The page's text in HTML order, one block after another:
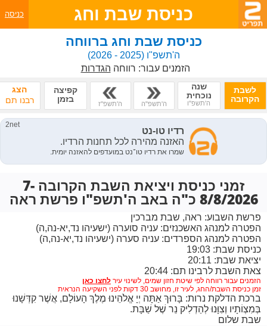
כניסת שבת וחג כניסה
כניסת שבת וחג ברווחה
ה'תשפ"ו(2025 - 2026)
הזמנים עבור: רווחה הגדרות
לשבת
הקרובה
שנה
נוכחית
ה'תשפ"ו ה'תשפ"ה ה'תשפ"ז
קפיצה
בזמן
הצג
רבנו תם
זמני כניסת ויציאת השבת הקרובה 7-
8/8/2026 כ"ה באב ה'תשפ"ו פרשת ראה
פרשת השבוע: ראה, שבת מברכין
הפטרה למנהג האשכנזים: עניה סוערה (ישעיהו נד,יא-נה,ה)
הפטרה למנהג הספרדים: עניה סערה (ישעיהו נד,יא-נה,ה)
כניסת שבת: 19:03
יציאת שבת: 20:11
צאת השבת לרבינו תם: 20:44
הזמנים עבור רווחה לפי שיטת חזון שמים, לשינוי עיר
זמן כניסת השבת/החג, לעיר זו, מחושב 30 דקות לפני השקיעה הנראית
ברכת הדלקת נרות: בָּרוּךְ אַתָּה יְיָ אֱלֹהֵינוּ מֶלֶךְ הָעוֹלָם, אֲשֶׁר קִדְּשָׁנוּ
בְּמִצְוֹתָיו וְצִוָּנוּ לְהַדְלִיק נֵר שֶׁל שַׁבָּת.
שבת שלום